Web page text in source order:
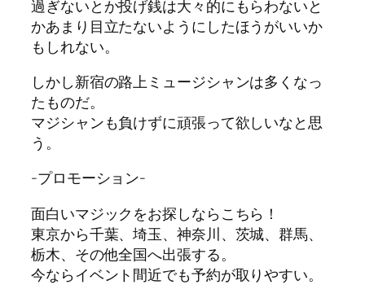
過ぎないとか投げ銭は大々的にもらわないと
かあまり目立たないようにしたほうがいいか
もしれない。
しかし新宿の路上ミュージシャンは多くなっ
たものだ。
マジシャンも負けずに頑張って欲しいなと思
う。
-プロモーション-
面白いマジックをお探しならこちら！
東京から千葉、埼玉、神奈川、茨城、群馬、
栃木、その他全国へ出張する。
今ならイベント間近でも予約が取りやすい。